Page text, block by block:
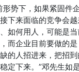
势下，如果紧固件
下来面临的竞争会
如何用人，可能是
而企业目前要做的
的人招进来，把招
定下来。”邓先生如是